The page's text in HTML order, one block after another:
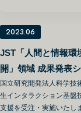
2023.06
JST「人間と情報環
開」領域 成果発表
国立研究開発法人科学技
生インタラクション基盤
支援を受注・実施いたし